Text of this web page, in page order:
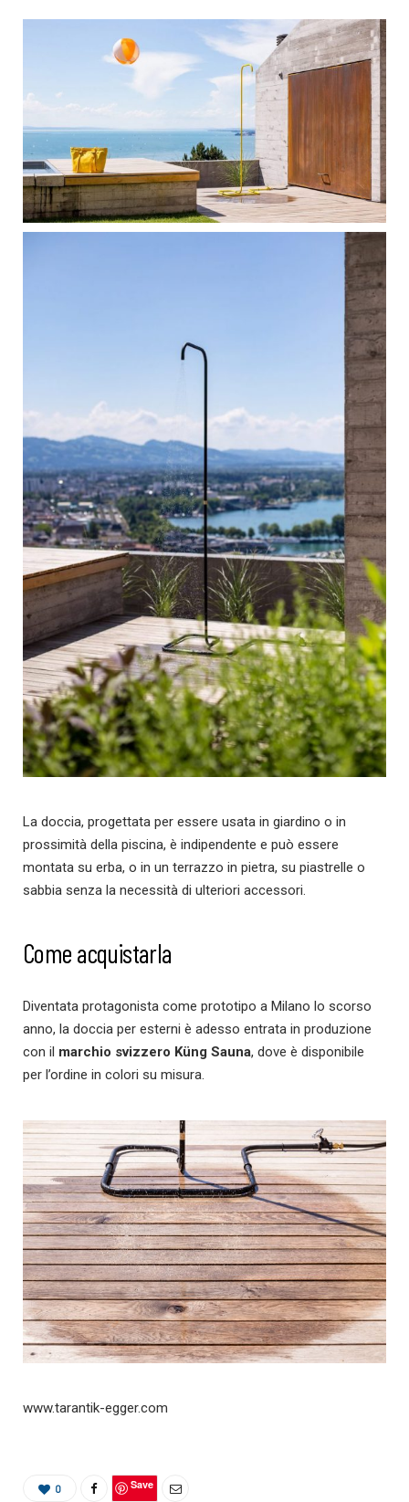
La doccia, progettata per essere usata in giardino o in
prossimità della piscina, è indipendente e può essere
montata su erba, o in un terrazzo in pietra, su piastrelle o
sabbia senza la necessità di ulteriori accessori.
Come acquistarla
Diventata protagonista come prototipo a Milano lo scorso
anno, la doccia per esterni è adesso entrata in produzione
con il marchio svizzero Küng Sauna, dove è disponibile
per l’ordine in colori su misura.
www.tarantik-egger.com
0 Save